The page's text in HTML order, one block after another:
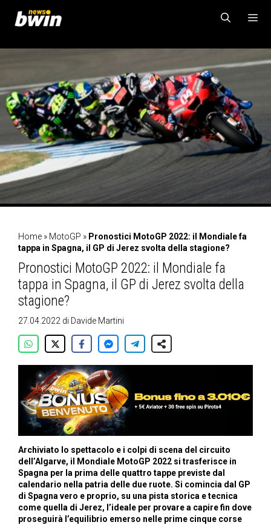
contenuto
Home » MotoGP » Pronostici MotoGP 2022: il Mondiale fa
tappa in Spagna, il GP di Jerez svolta della stagione?
Pronostici MotoGP 2022: il Mondiale fa
tappa in Spagna, il GP di Jerez svolta della
stagione?
27.04.2022 di Davide Martini
Archiviato lo spettacolo e i colpi di scena del circuito
dell’Algarve, il Mondiale MotoGP 2022 si trasferisce in
Spagna per la prima delle quattro tappe previste dal
calendario nella patria delle due ruote. Si comincia dal GP
di Spagna vero e proprio, su una pista storica e tecnica
come quella di Jerez, l’ideale per provare a capire fin dove
proseguirà l’equilibrio emerso nelle prime cinque corse